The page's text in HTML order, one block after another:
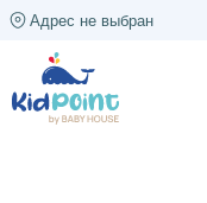
Адрес не выбран